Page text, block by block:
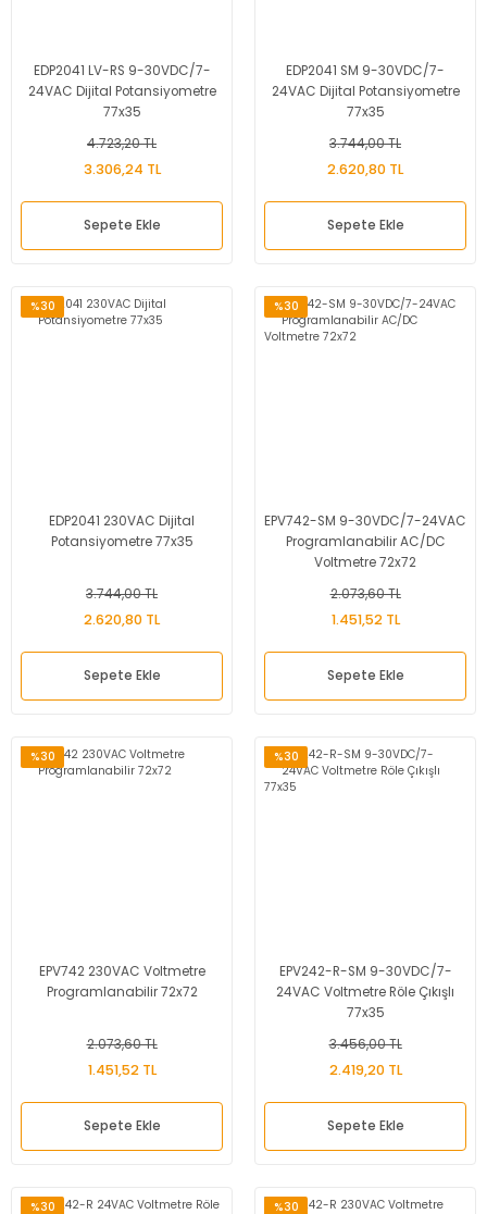
EDP2041 LV-RS 9-30VDC/7-
24VAC Dijital Potansiyometre
77x35
4.723,20 TL
3.306,24 TL
Sepete Ekle
EDP2041 SM 9-30VDC/7-
24VAC Dijital Potansiyometre
77x35
3.744,00 TL
2.620,80 TL
Sepete Ekle
%30
EDP2041 230VAC Dijital
Potansiyometre 77x35
3.744,00 TL
2.620,80 TL
Sepete Ekle
%30
EPV742-SM 9-30VDC/7-24VAC
Programlanabilir AC/DC
Voltmetre 72x72
2.073,60 TL
1.451,52 TL
Sepete Ekle
%30
EPV742 230VAC Voltmetre
Programlanabilir 72x72
2.073,60 TL
1.451,52 TL
Sepete Ekle
%30
EPV242-R-SM 9-30VDC/7-
24VAC Voltmetre Röle Çıkışlı
77x35
3.456,00 TL
2.419,20 TL
Sepete Ekle
%30 %30